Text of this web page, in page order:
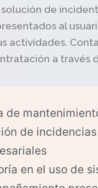
de
al
actividades.
a través
de
de incidencias
en el uso de